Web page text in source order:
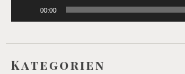
N
P
00:00
Kategorien